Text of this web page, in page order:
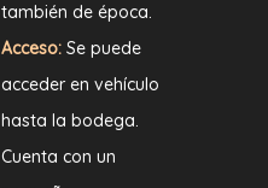
también de época.
Acceso: Se puede
acceder en vehículo
hasta la bodega.
Cuenta con un